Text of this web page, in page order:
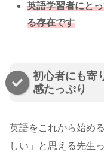
英語学習者にと
る存在です
初心者にも寄
感たっぷり
英語をこれから始め
しい」と思える先生